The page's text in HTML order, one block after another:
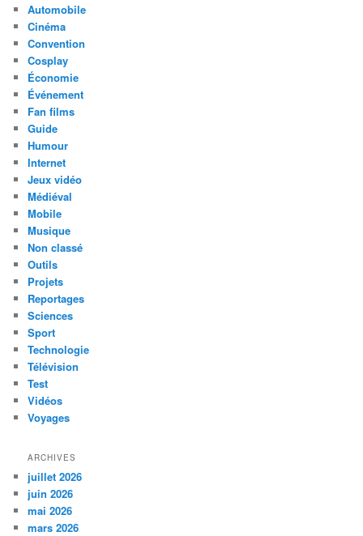
Automobile
Cinéma
Convention
Cosplay
Économie
Événement
Fan films
Guide
Humour
Internet
Jeux vidéo
Médiéval
Mobile
Musique
Non classé
Outils
Projets
Reportages
Sciences
Sport
Technologie
Télévision
Test
Vidéos
Voyages
ARCHIVES
juillet 2026
juin 2026
mai 2026
mars 2026